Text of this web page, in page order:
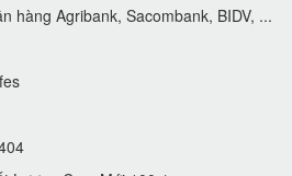
hàng Agribank, Sacombank, BIDV, ...